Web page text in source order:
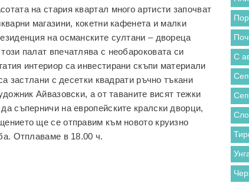
на стария квартал много артисти започват
магазини, кокетни кафенета и малки
на османските султани – двореца
палат впечатлява с необароковата си
интериор са инвестирани скъпи материали
застлани с десетки квадрати ръчно тъкани
Айвазовски, а от таваните висят тежки
съперничи на европейските кралски дворци,
ще се отправим към новото круизно
Отплаваме в 18.00 ч.
С